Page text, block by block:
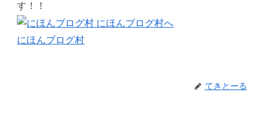
す！！
にほんブログ村
てきとーる